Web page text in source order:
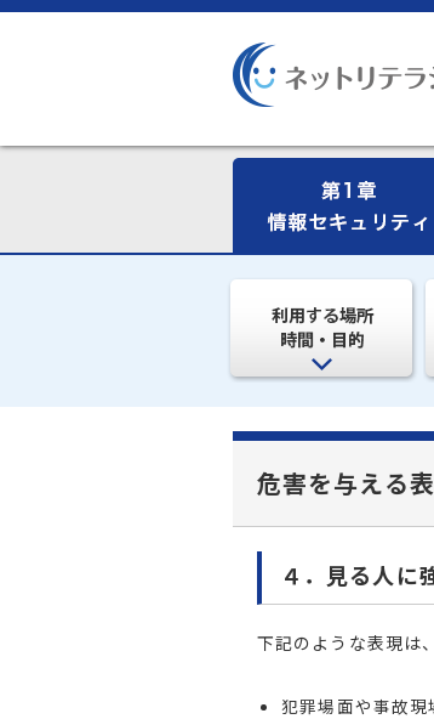
危害を与える
４．見る人に
下記のような表現は
犯罪場面や事故現